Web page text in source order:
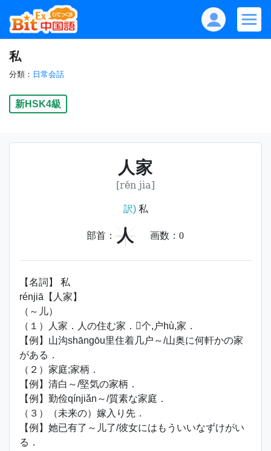
私
分類： 日常会話
新HSK4級
人家
[rén jia]
訳)私
部首： 人 画数： 0
【名詞】 私
rénjiā【人家】
（～儿）
（１）人家．人の住む家．个,户hù,家．
【例】山沟shāngōu里住着几户～/山奥に何軒かの家
がある．
（２）家庭;家柄．
【例】清白～/堅気の家柄．
【例】勤俭qínjiǎn～/質素な家庭．
（３）（未来の）嫁入り先．
【例】她已有了～儿了/彼女にはもういいなずけがい
る．